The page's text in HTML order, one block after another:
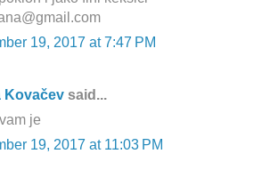
19, 2017 at 7:47 PM
Kovačev said...
je
19, 2017 at 11:03 PM